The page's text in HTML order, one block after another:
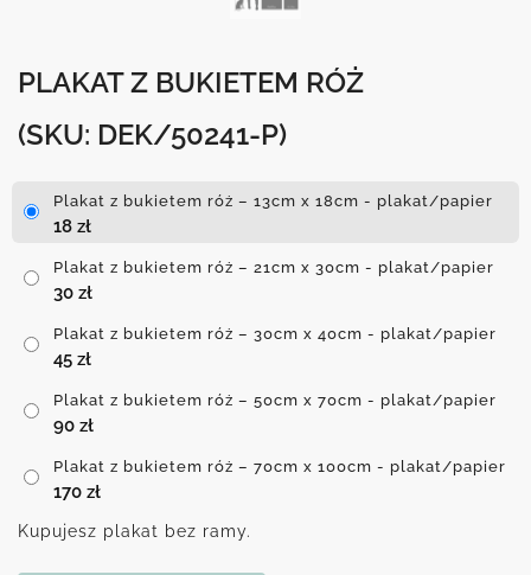
PLAKAT Z BUKIETEM RÓŻ
(SKU: DEK/50241-P)
Plakat z bukietem róż – 13cm x 18cm - plakat/papier
18 zł
Plakat z bukietem róż – 21cm x 30cm - plakat/papier
30 zł
Plakat z bukietem róż – 30cm x 40cm - plakat/papier
45 zł
Plakat z bukietem róż – 50cm x 70cm - plakat/papier
90 zł
Plakat z bukietem róż – 70cm x 100cm - plakat/papier
170 zł
Kupujesz plakat bez ramy.